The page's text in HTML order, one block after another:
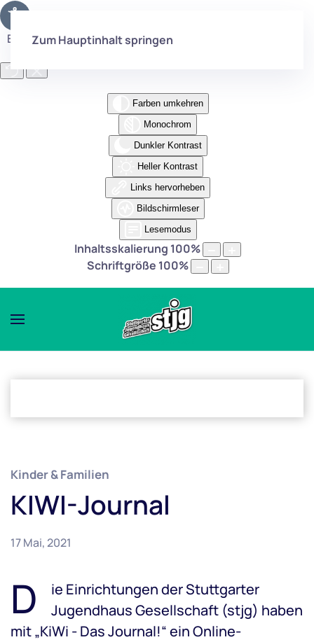
Eingabehilfen öffnen
Farben umkehren
Monochrom
Dunkler Kontrast
Heller Kontrast
Links hervorheben
Bildschirmleser
Lesemodus
Inhaltsskalierung 100%
Schriftgröße 100%
Zum Hauptinhalt springen
Kinder & Familien
KIWI-Journal
17 Mai, 2021
D
ie Einrichtungen der Stuttgarter
Jugendhaus Gesellschaft (stjg) haben
mit „KiWi - Das Journal!“ ein Online-